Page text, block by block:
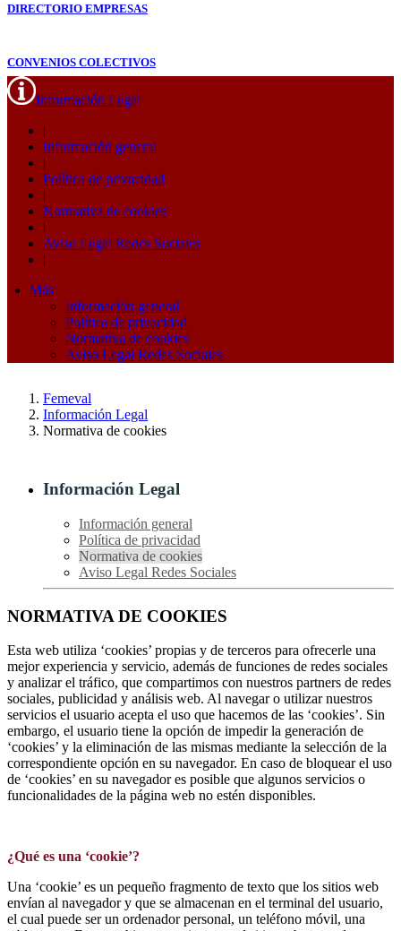
DIRECTORIO EMPRESAS
CONVENIOS COLECTIVOS
Información Legal
|
Información general
|
Política de privacidad
|
Normativa de cookies
|
Aviso Legal Redes Sociales
|
Más
Información general
Política de privacidad
Normativa de cookies
Aviso Legal Redes Sociales
Femeval
Información Legal
Normativa de cookies
Información Legal
Información general
Política de privacidad
Normativa de cookies
Aviso Legal Redes Sociales
NORMATIVA DE COOKIES
Esta web utiliza ‘cookies’ propias y de terceros para ofrecerle una
mejor experiencia y servicio, además de funciones de redes sociales
y analizar el tráfico, que compartimos con nuestros partners de redes
sociales, publicidad y análisis web. Al navegar o utilizar nuestros
servicios el usuario acepta el uso que hacemos de las ‘cookies’. Sin
embargo, el usuario tiene la opción de impedir la generación de
‘cookies’ y la eliminación de las mismas mediante la selección de la
correspondiente opción en su navegador. En caso de bloquear el uso
de ‘cookies’ en su navegador es posible que algunos servicios o
funcionalidades de la página web no estén disponibles.
¿Qué es una ‘cookie’?
Una ‘cookie’ es un pequeño fragmento de texto que los sitios web
envían al navegador y que se almacenan en el terminal del usuario,
el cual puede ser un ordenador personal, un teléfono móvil, una